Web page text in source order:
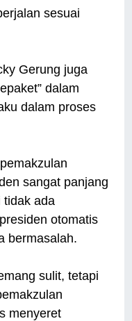
sesuai
Gerung juga
dalam
dalam proses
sangat panjang
tidak ada
otomatis
bermasalah.
sulit, tetapi
menyeret